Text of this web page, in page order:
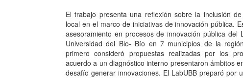
El trabajo presenta una reflexión sobre la inclusión
local en el marco de iniciativas de innovación pública.
asesoramiento en procesos de innovación pública del
Universidad del Bio- Bío en 7 municipios de la
primero consideró propuestas realizadas por los
acuerdo a un diagnóstico interno presentaron ámbitos
desafío generar innovaciones. El LabUBB preparó por